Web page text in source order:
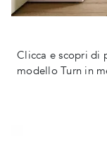
Clicca e scopri di
modello Turn in